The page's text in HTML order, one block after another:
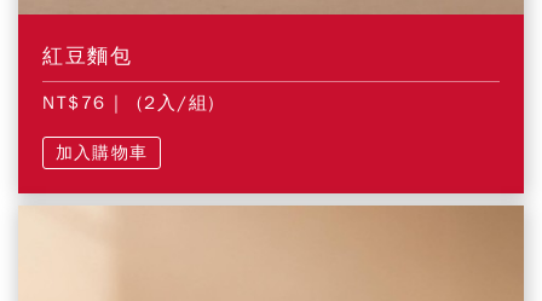
紅豆麵包
NT$76 | (2入/組)
加入購物車